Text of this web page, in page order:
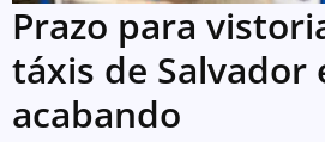
Prazo para
táxis de Salvador
acabando